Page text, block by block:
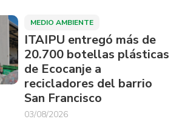
MEDIO AMBIENTE
ITAIPU entregó más de
20.700 botellas plásticas
de Ecocanje a
recicladores del barrio
San Francisco
03/08/2026